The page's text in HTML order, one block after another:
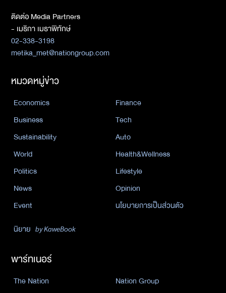
ติดต่อ Media Partners
- เมธิกา เมธาพิทักษ์
02-338-3198
metika_met@nationgroup.com
หมวดหมู่ข่าว
Economics
Finance
Business
Tech
Sustainability
Auto
World
Health&Wellness
Politics
Lifestyle
News
Opinion
Event
นโยบายการเป็นส่วนตัว
นิยาย by KaweBook
พาร์ทเนอร์
The Nation
Nation Group